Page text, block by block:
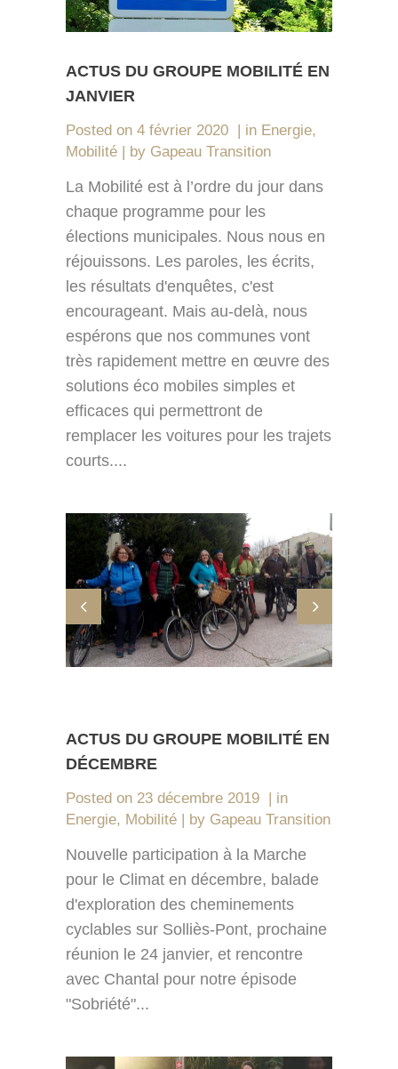
ACTUS DU GROUPE MOBILITÉ EN
JANVIER
Posted on 4 février 2020 in Energie,
Mobilité
by Gapeau Transition
La Mobilité est à l’ordre du jour dans
chaque programme pour les
élections municipales. Nous nous en
réjouissons. Les paroles, les écrits,
les résultats d'enquêtes, c'est
encourageant. Mais au-delà, nous
espérons que nos communes vont
très rapidement mettre en œuvre des
solutions éco mobiles simples et
efficaces qui permettront de
remplacer les voitures pour les trajets
courts....
ACTUS DU GROUPE MOBILITÉ EN
DÉCEMBRE
Posted on 23 décembre 2019
in
Energie, Mobilité by Gapeau Transition
Nouvelle participation à la Marche
pour le Climat en décembre, balade
d'exploration des cheminements
cyclables sur Solliès-Pont, prochaine
réunion le 24 janvier, et rencontre
avec Chantal pour notre épisode
"Sobriété"...